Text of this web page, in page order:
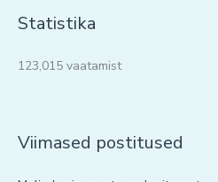
Statistika
123,015 vaatamist
Viimased postitused